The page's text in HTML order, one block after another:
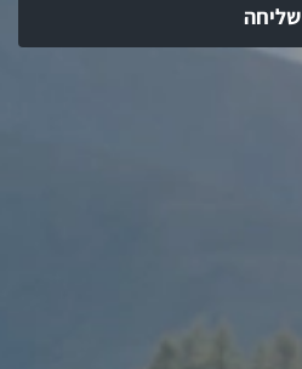
שליחה